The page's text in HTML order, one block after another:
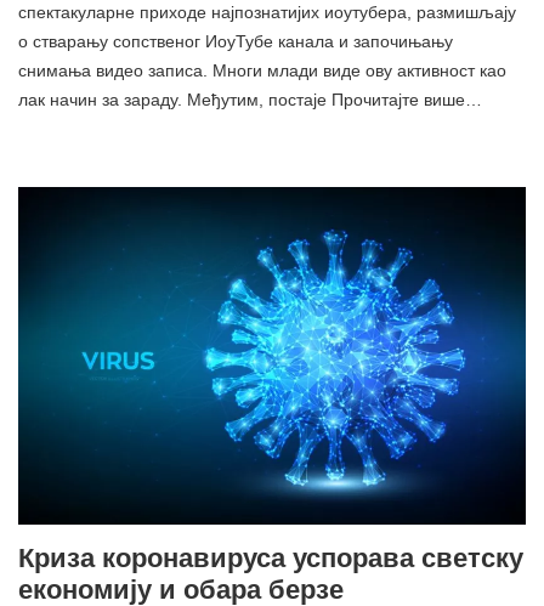
спектакуларне приходе најпознатијих иоутубера, размишљају
о стварању сопственог ИоуТубе канала и започињању
снимања видео записа. Многи млади виде ову активност као
лак начин за зараду. Међутим, постаје Прочитајте више…
Криза коронавируса успорава светску
економију и обара берзе